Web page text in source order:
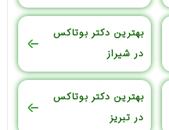
بهترین دکتر بوتاکس
در شیراز
بهترین دکتر بوتاکس
در تبریز